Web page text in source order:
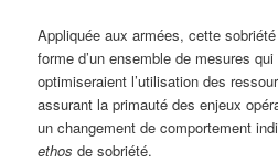
Appliquée aux armées, cette
forme d’un ensemble de mesures
optimiseraient l’utilisation des
assurant la primauté des enjeux
un changement de comportement
ethos de sobriété.